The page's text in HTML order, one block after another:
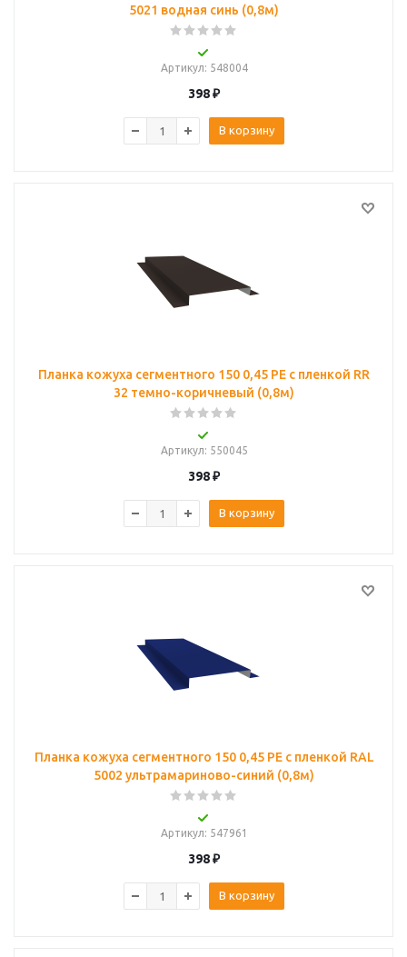
5021 водная синь (0,8м)
Артикул: 548004
398₽
В корзину
Планка кожуха сегментного 150 0,45 PE с пленкой RR
32 темно-коричневый (0,8м)
Артикул: 550045
398₽
В корзину
Планка кожуха сегментного 150 0,45 PE с пленкой RAL
5002 ультрамариново-синий (0,8м)
Артикул: 547961
398₽
В корзину